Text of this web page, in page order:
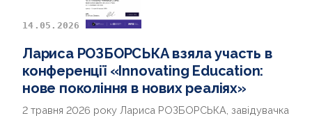
14.05.2026
Лариса РОЗБОРСЬКА взяла участь в
конференції «Innovating Education:
нове покоління в нових реаліях»
2 травня 2026 року Лариса РОЗБОРСЬКА, завідувачка